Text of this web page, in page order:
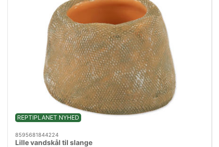
REPTIPLANET NYHED
8595681844224
Lille vandskål til slange